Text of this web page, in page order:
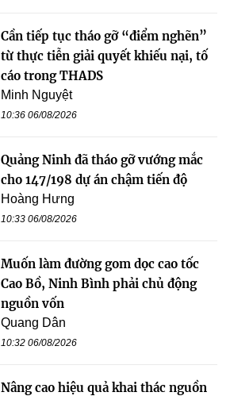
Cần tiếp tục tháo gỡ “điểm nghẽn”
từ thực tiễn giải quyết khiếu nại, tố
cáo trong THADS
Minh Nguyệt
10:36 06/08/2026
Quảng Ninh đã tháo gỡ vướng mắc
cho 147/198 dự án chậm tiến độ
Hoàng Hưng
10:33 06/08/2026
Muốn làm đường gom dọc cao tốc
Cao Bồ, Ninh Bình phải chủ động
nguồn vốn
Quang Dân
10:32 06/08/2026
Nâng cao hiệu quả khai thác nguồn